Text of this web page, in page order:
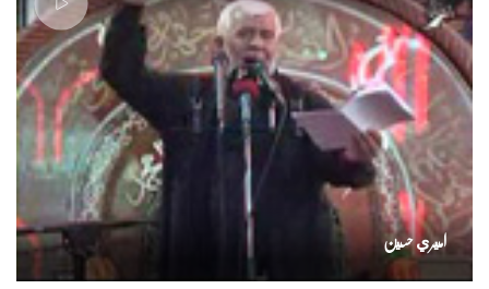
اميري حسين